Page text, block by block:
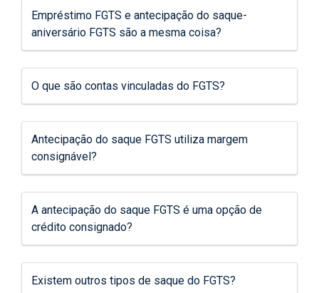
Empréstimo FGTS e antecipação do saque-
aniversário FGTS são a mesma coisa?
O que são contas vinculadas do FGTS?
Antecipação do saque FGTS utiliza margem
consignável?
A antecipação do saque FGTS é uma opção de
crédito consignado?
Existem outros tipos de saque do FGTS?